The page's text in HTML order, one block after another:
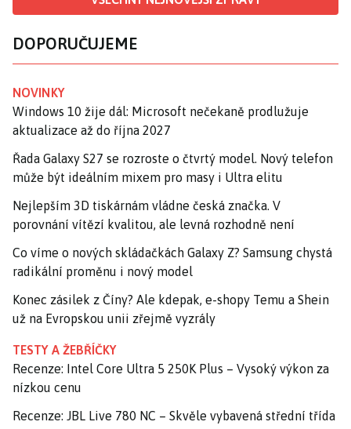
DOPORUČUJEME
NOVINKY
Windows 10 žije dál: Microsoft nečekaně prodlužuje
aktualizace až do října 2027
Řada Galaxy S27 se rozroste o čtvrtý model. Nový telefon
může být ideálním mixem pro masy i Ultra elitu
Nejlepším 3D tiskárnám vládne česká značka. V
porovnání vítězí kvalitou, ale levná rozhodně není
Co víme o nových skládačkách Galaxy Z? Samsung chystá
radikální proměnu i nový model
Konec zásilek z Číny? Ale kdepak, e-shopy Temu a Shein
už na Evropskou unii zřejmě vyzrály
TESTY A ŽEBŘÍČKY
Recenze: Intel Core Ultra 5 250K Plus – Vysoký výkon za
nízkou cenu
Recenze: JBL Live 780 NC – Skvěle vybavená střední třída